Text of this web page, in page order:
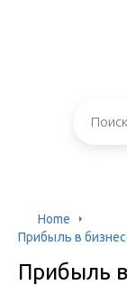
Home
Прибыль в
Прибыль